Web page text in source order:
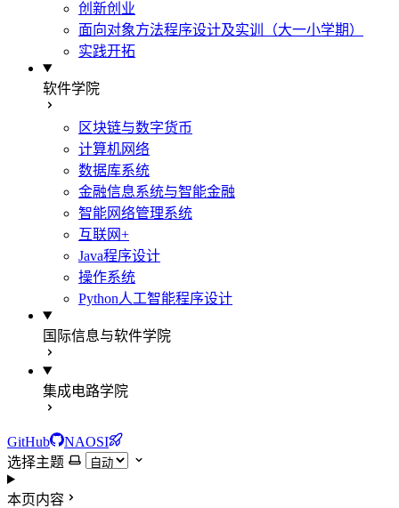
创新创业
面向对象方法程序设计及实训（大一小学期）
实践开拓
软件学院
区块链与数字货币
计算机网络
数据库系统
金融信息系统与智能金融
智能网络管理系统
互联网+
Java程序设计
操作系统
Python人工智能程序设计
国际信息与软件学院
集成电路学院
GitHub
NAOSI
选择主题
本页内容